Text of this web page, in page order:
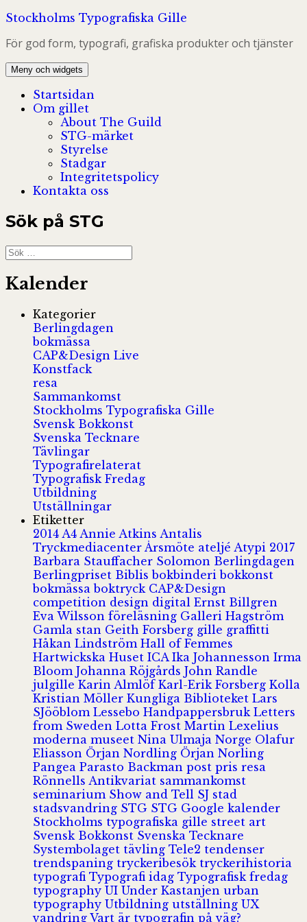
Hoppa
innehåll
Stockholms Typografiska Gille
För god form, typografi, grafiska produkter och tjänster
Meny och widgets
Startsidan
Om gillet
About The Guild
STG-märket
Styrelse
Stadgar
Integritetspolicy
Kontakta oss
Sök på STG
Sök
efter:
Kalender
Kategorier
Berlingdagen
bokmässa
CAP&Design Live
Konstfack
resa
Sammankomst
Stockholms Typografiska Gille
Svensk Bokkonst
Svenska Tecknare
Tävlingar
Typografirelaterat
Typografisk Fredag
Utbildning
Utställningar
Etiketter
2014 A4 Annie Atkins Antalis
Tryckmediacenter Årsmöte ateljé Atypi 2017
Barbara Stauffacher Solomon Berlingdagen
Berlingpriset Biblisbokbinderibokkonst
bokmässaboktryck CAP&Design
competition design digital Ernst Billgren
Eva Wilsson föreläsning Galleri Hagström
Gamla stan Geith Forsberg gille graffitti
Håkan Lindström Hall of Femmes
Hartwickska Huset ICA Ika Johannesson Irma
Bloom Johanna Röjgårds John Randle
julgille Karin Almlöf Karl-Erik Forsberg Kolla
Kristian Möller Kungliga Biblioteket Lars
SJööblom Lessebo Handpappersbruk Letters
from Sweden Lotta Frost Martin Lexelius
moderna museet Nina Ulmaja Norge Olafur
Eliasson Örjan Nordling Örjan Norling
Pangea Parasto Backman post pris resa
Rönnells Antikvariat sammankomst
seminarium Show and Tell SJ stad
stadsvandring STG STG Google kalender
Stockholms typografiska gille street art
Svensk Bokkonst Svenska Tecknare
Systembolaget tävling Tele2 tendenser
trendspaning tryckeribesök tryckerihistoria
typografi Typografi idag Typografisk fredag
typography UI Under Kastanjen urban
typography Utbildning utställning UX
vandring Vart är typografin på väg?